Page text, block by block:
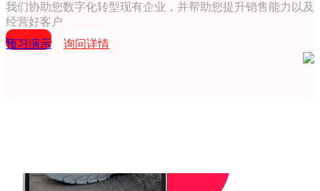
我们协助您数字化转型现有企业，并帮助您提升销售能力以及
经营好客户
预习演示
询问详情